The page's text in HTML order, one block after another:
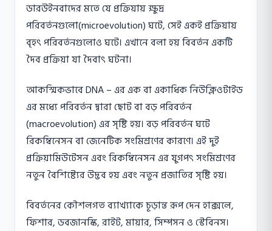
ডারউইনবাদের মতে যে প্রক্রিয়ায় ক্ষুদ্র
পরিবর্তনগুলাে(microevolution) ঘটে, সেই একই প্রক্রিয়ায়
বৃহৎ পরিবর্তনগুলােও ঘটে। এখানে বলা হয় বিবর্তন একটি
দৈব প্রক্রিয়া যা দৈবাৎ ঘটনা।
আকস্মিকভাবে DNA – এর এক বা একাধিক নিউক্লিওটাইড
এর মধ্যে পরিবর্তন দ্বারা ছােট বা বড় পরিবর্তন
(macroevolution) এর সৃষ্টি হয়। বড় পরিবর্তন ঘটে
রিকম্বিনেসন বা জেনেটিক সংমিশ্রণের কারণে। এই দুই
প্রক্রিয়ামিউটেসন এবং রিকম্বিনেসন এর যুগপৎ সংমিশ্রণের
নতুন বৈশিষ্ট্যের উদ্ভব হয় এবং নতুন প্রজাতির সৃষ্টি হয়।
বিবর্তনের কৌশলগত ব্যাখ্যাকে চূড়ান্ত রূপ দেন হাক্সলে,
ফিশার, ডবজানস্কি, রাইট, মায়ার, সিম্পসন ও স্টেবিনস।